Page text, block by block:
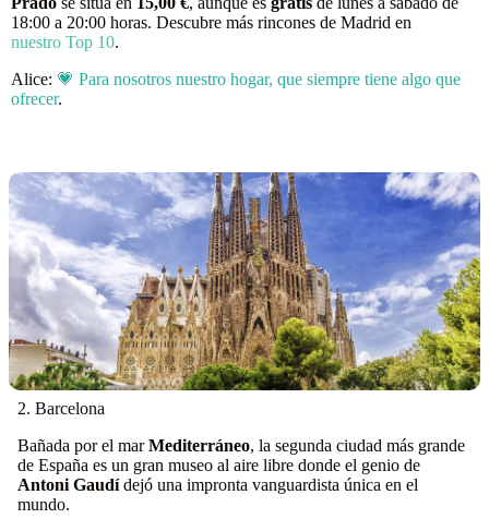
18:00 a 20:00 horas. Descubre más rincones de Madrid en
nuestro Top 10.
Alice: 💗 Para nosotros nuestro hogar, que siempre tiene algo que
ofrecer.
2. Barcelona
Bañada por el marMediterráneo, la segunda ciudad más grande
de España es un gran museo al aire libre donde el genio de
Antoni Gaudídejó una impronta vanguardista única en el
mundo.